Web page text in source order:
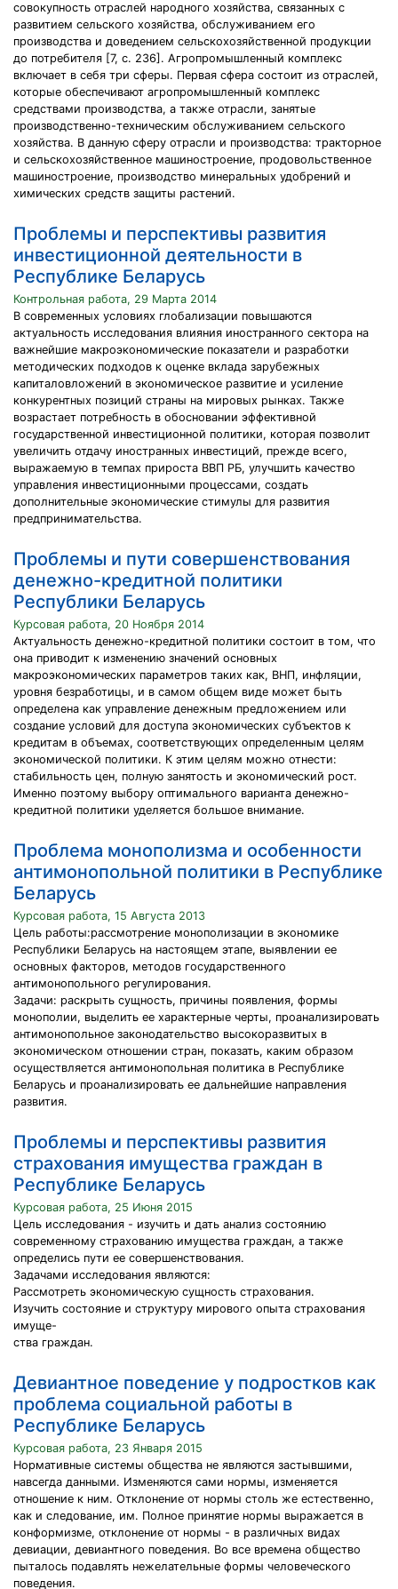
совокупность отраслей народного хозяйства, связанных с
развитием сельского хозяйства, обслуживанием его
производства и доведением сельскохозяйственной продукции
до потребителя [7, с. 236]. Агропромышленный комплекс
включает в себя три сферы. Первая сфера состоит из отраслей,
которые обеспечивают агропромышленный комплекс
средствами производства, а также отрасли, занятые
производственно-техническим обслуживанием сельского
хозяйства. В данную сферу отрасли и производства: тракторное
и сельскохозяйственное машиностроение, продовольственное
машиностроение, производство минеральных удобрений и
химических средств защиты растений.
Проблемы и перспективы развития
инвестиционной деятельности в
Республике Беларусь
Контрольная работа, 29 Марта 2014
В современных условиях глобализации повышаются
актуальность исследования влияния иностранного сектора на
важнейшие макроэкономические показатели и разработки
методических подходов к оценке вклада зарубежных
капиталовложений в экономическое развитие и усиление
конкурентных позиций страны на мировых рынках. Также
возрастает потребность в обосновании эффективной
государственной инвестиционной политики, которая позволит
увеличить отдачу иностранных инвестиций, прежде всего,
выражаемую в темпах прироста ВВП РБ, улучшить качество
управления инвестиционными процессами, создать
дополнительные экономические стимулы для развития
предпринимательства.
Проблемы и пути совершенствования
денежно-кредитной политики
Республики Беларусь
Курсовая работа, 20 Ноября 2014
Актуальность денежно-кредитной политики состоит в том, что
она приводит к изменению значений основных
макроэкономических параметров таких как, ВНП, инфляции,
уровня безработицы, и в самом общем виде может быть
определена как управление денежным предложением или
создание условий для доступа экономических субъектов к
кредитам в объемах, соответствующих определенным целям
экономической политики. К этим целям можно отнести:
стабильность цен, полную занятость и экономический рост.
Именно поэтому выбору оптимального варианта денежно-
кредитной политики уделяется большое внимание.
Проблема монополизма и особенности
антимонопольной политики в Республике
Беларусь
Курсовая работа, 15 Августа 2013
Цель работы:рассмотрение монополизации в экономике
Республики Беларусь на настоящем этапе, выявлении ее
основных факторов, методов государственного
антимонопольного регулирования.
Задачи: раскрыть сущность, причины появления, формы
монополии, выделить ее характерные черты, проанализировать
антимонопольное законодательство высокоразвитых в
экономическом отношении стран, показать, каким образом
осуществляется антимонопольная политика в Республике
Беларусь и проанализировать ее дальнейшие направления
развития.
Проблемы и перспективы развития
страхования имущества граждан в
Республике Беларусь
Курсовая работа, 25 Июня 2015
Цель исследования - изучить и дать анализ состоянию
современному страхованию имущества граждан, а также
определись пути ее совершенствования.
Задачами исследования являются:
Рассмотреть экономическую сущность страхования.
Изучить состояние и структуру мирового опыта страхования
имуще-
ства граждан.
Девиантное поведение у подростков как
проблема социальной работы в
Республике Беларусь
Курсовая работа, 23 Января 2015
Нормативные системы общества не являются застывшими,
навсегда данными. Изменяются сами нормы, изменяется
отношение к ним. Отклонение от нормы столь же естественно,
как и следование, им. Полное принятие нормы выражается в
конформизме, отклонение от нормы - в различных видах
девиации, девиантного поведения. Во все времена общество
пыталось подавлять нежелательные формы человеческого
поведения.